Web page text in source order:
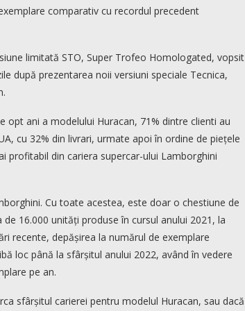
comparativ cu recordul precedent
limitată STO, Super Trofeo Homologated, vopsit
după prezentarea noii versiuni speciale Tecnica,
ani a modelului Huracan, 71% dintre clienti au
cu 32% din livrari, urmate apoi în ordine de piețele
profitabil din cariera supercar-ului Lamborghini
Cu toate acestea, este doar o chestiune de
16.000 unități produse în cursul anului 2021, la
recente, depășirea la numărul de exemplare
loc până la sfârșitul anului 2022, având în vedere
pe an.
sfârșitul carierei pentru modelul Huracan, sau dacă